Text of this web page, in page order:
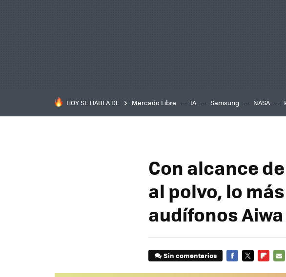
HOY SE HABLA DE Mercado Libre IA Samsung NASA
Con alcance
al polvo, lo
audífonos
Sin comentarios